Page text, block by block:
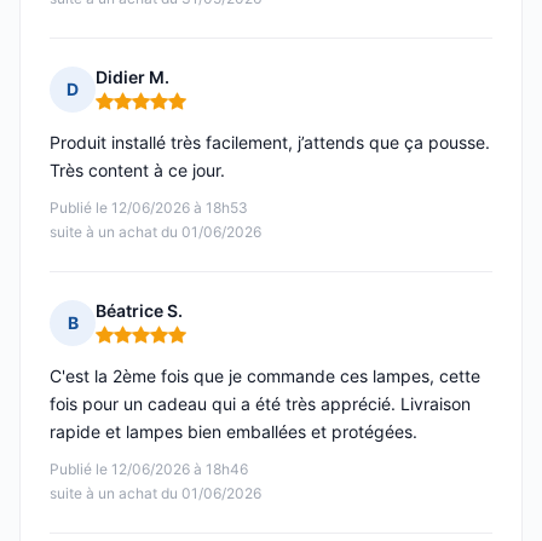
D
Didier M.
Note : 5 sur 5
Publié le 12/06/2026 à 18h53
suite à un achat du 01/06/2026
Produit installé très facilement, j’attends que ça pousse.
Très content à ce jour.
B
Béatrice S.
Note : 5 sur 5
Publié le 12/06/2026 à 18h46
suite à un achat du 01/06/2026
C'est la 2ème fois que je commande ces lampes, cette
fois pour un cadeau qui a été très apprécié. Livraison
rapide et lampes bien emballées et protégées.